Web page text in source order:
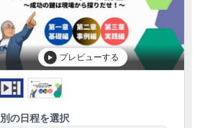
プレビューする
別の日程を選択